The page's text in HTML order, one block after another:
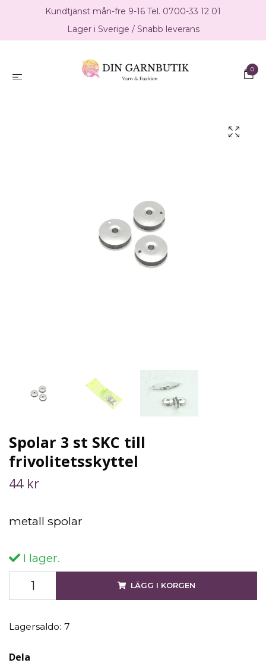
Kundtjänst mån-fre 9-16 Tel. 0700-33 12 01
Lager i Sverige / Snabb leverans
0
Spolar 3 st SKC till
frivolitetsskyttel
44 kr
metall spolar
I lager.
LÄGG I KORGEN
Lagersaldo: 7
Dela